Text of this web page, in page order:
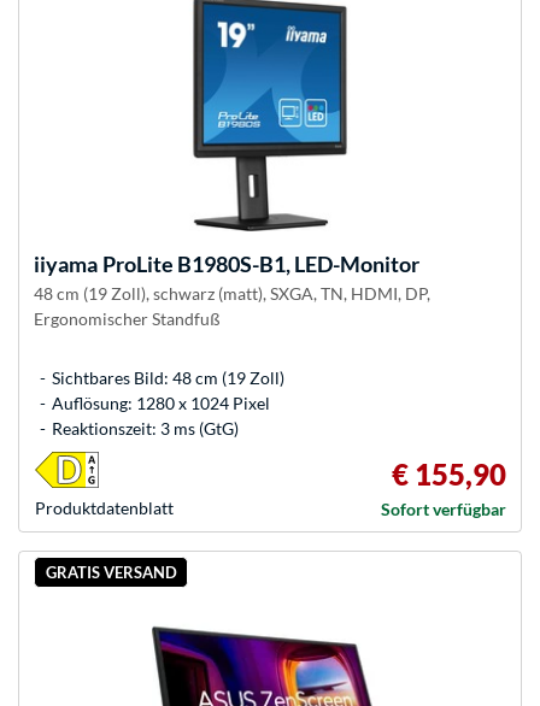
iiyama ProLite B1980S-B1, LED-Monitor
48 cm (19 Zoll), schwarz (matt), SXGA, TN, HDMI, DP,
Ergonomischer Standfuß
Sichtbares Bild: 48 cm (19 Zoll)
Auflösung: 1280 x 1024 Pixel
Reaktionszeit: 3 ms (GtG)
Produkt­datenblatt
€ 155,90
Sofort verfügbar
GRATIS VERSAND